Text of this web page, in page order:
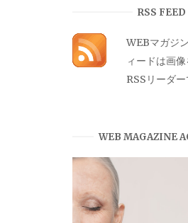
RSS FEED
WEBマガジ
ィードは画像
RSSリーダ
WEB MAGAZINE